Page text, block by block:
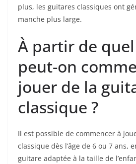
plus, les guitares classiques ⁢ont
manche⁣ plus large.
À partir de
peut-on
jouer⁢ de la
classique ?
Il est‌ possible de commencer à
classique dès l’âge de 6​ ou 7 ans,
guitare adaptée à la taille de